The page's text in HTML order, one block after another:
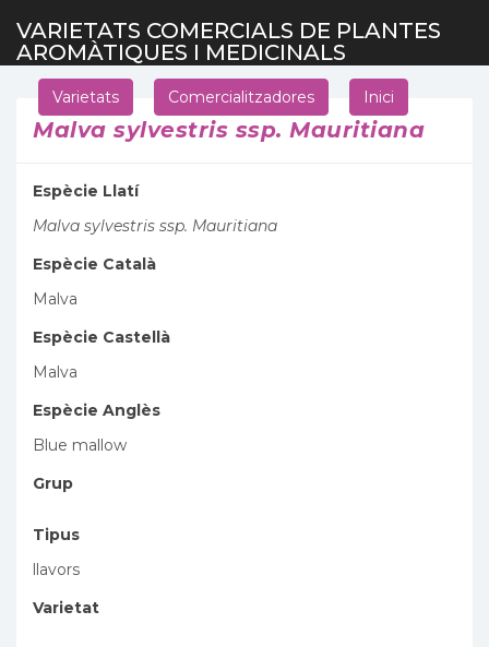
VARIETATS COMERCIALS DE PLANTES
AROMÀTIQUES I MEDICINALS
Varietats Comercialitzadores Inici
Malva sylvestris ssp. Mauritiana
Espècie Llatí
Malva sylvestris ssp. Mauritiana
Espècie Català
Malva
Espècie Castellà
Malva
Espècie Anglès
Blue mallow
Grup
Tipus
llavors
Varietat